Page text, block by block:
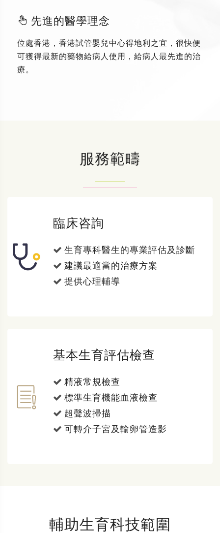
先進的醫學理念
位處香港，香港試管嬰兒中心得地利之宜，很快便
可獲得最新的藥物給病人使用，給病人最先進的治
療。
服務範疇
臨床咨詢
生育專科醫生的專業評估及診斷
建議最適當的治療方案
提供心理輔導
基本生育評估檢查
精液常規檢查
標準生育機能血液檢查
超聲波掃描
可轉介子宮及輸卵管造影
輔助生育科技範圍